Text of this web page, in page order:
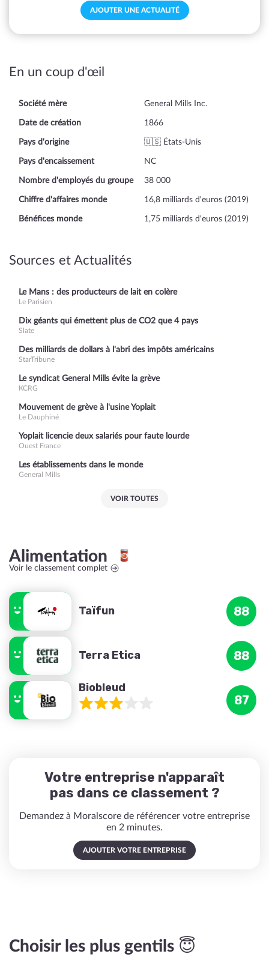
AJOUTER UNE ACTUALITÉ
En un coup d'œil
Société mère General Mills Inc.
Date de création 1866
Pays d'origine 🇺🇸 États-Unis
Pays d'encaissement NC
Nombre d'employés du groupe 38 000
Chiffre d'affaires monde 16,8 milliards d'euros (2019)
Bénéfices monde 1,75 milliards d'euros (2019)
Sources et Actualités
Le Mans : des producteurs de lait en colère
Le Parisien
Dix géants qui émettent plus de CO2 que 4 pays
Slate
Des milliards de dollars à l'abri des impôts américains
StarTribune
Le syndicat General Mills évite la grève
KCRG
Mouvement de grève à l'usine Yoplait
Le Dauphiné
Yoplait licencie deux salariés pour faute lourde
Ouest France
Les établissements dans le monde
General Mills
VOIR TOUTES
Alimentation
Voir le classement complet
Taïfun 88
Terra Etica 88
Biobleud
87
Votre entreprise n'apparaît
pas dans ce classement ?
Demandez à Moralscore de référencer votre entreprise
en 2 minutes.
AJOUTER VOTRE ENTREPRISE
Choisir les plus gentils 😇